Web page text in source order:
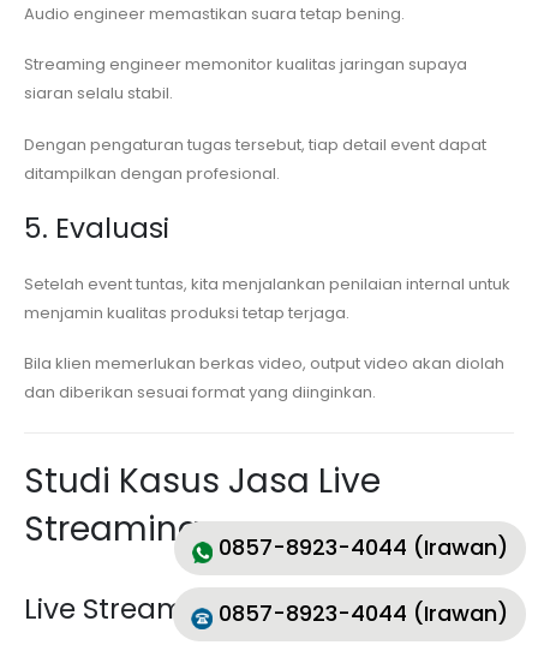
Audio engineer memastikan suara tetap bening.
Streaming engineer memonitor kualitas jaringan supaya
siaran selalu stabil.
Dengan pengaturan tugas tersebut, tiap detail event dapat
ditampilkan dengan profesional.
5. Evaluasi
Setelah event tuntas, kita menjalankan penilaian internal untuk
menjamin kualitas produksi tetap terjaga.
Bila klien memerlukan berkas video, output video akan diolah
dan diberikan sesuai format yang diinginkan.
Studi Kasus Jasa Live
Streaming
Live Streaming Wedding
0857-8923-4044 (Irawan)
0857-8923-4044 (Irawan)